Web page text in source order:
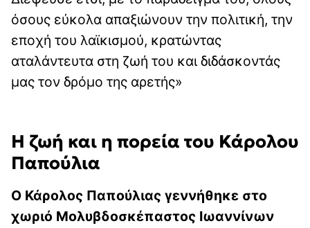
όσους εύκολα απαξιώνουν την πολιτική, την
εποχή του λαϊκισμού, κρατώντας
αταλάντευτα στη ζωή του και διδάσκοντάς
μας τον δρόμο της αρετής»
Η ζωή και η πορεία του Κάρολου
Παπούλια
Ο Κάρολος Παπούλιας γεννήθηκε στο
χωριό Μολυβδοσκέπαστος Ιωαννίνων